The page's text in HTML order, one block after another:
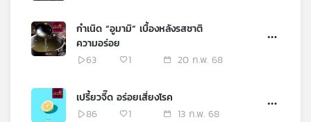
กำเนิด “อูมามิ” เบื้องหลังรสชาติ
ความอร่อย
63
1 20 ก.พ. 68
เปรี้ยวจี๊ด อร่อยเสี่ยงโรค
86
1 13 ก.พ. 68